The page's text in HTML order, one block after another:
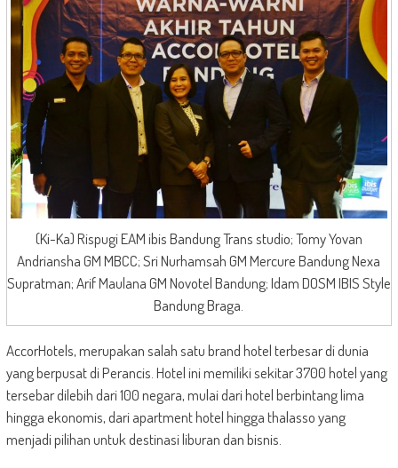
(Ki-Ka) Rispugi EAM ibis Bandung Trans studio; Tomy Yovan
Andriansha GM MBCC; Sri Nurhamsah GM Mercure Bandung Nexa
Supratman; Arif Maulana GM Novotel Bandung; Idam DOSM IBIS Style
Bandung Braga.
AccorHotels, merupakan salah satu brand hotel terbesar di dunia
yang berpusat di Perancis. Hotel ini memiliki sekitar 3700 hotel yang
tersebar dilebih dari 100 negara, mulai dari hotel berbintang lima
hingga ekonomis, dari apartment hotel hingga thalasso yang
menjadi pilihan untuk destinasi liburan dan bisnis.